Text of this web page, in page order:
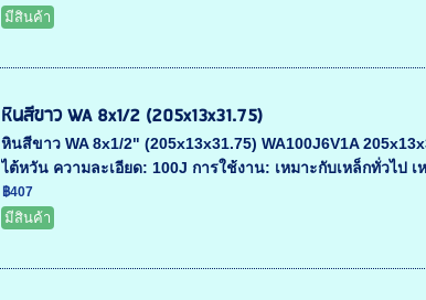
มีสินค้า
หินสีขาว WA 8x1/2 (205x13x31.75)
หินสีขาว WA 8x1/2" (205x13x31.75) WA100J6V1A
ไต้หวัน ความละเอียด: 100J การใช้งาน: เหมาะกับเหล็กทั่วไป เ
฿407
มีสินค้า